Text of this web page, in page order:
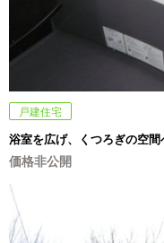
戸建住宅
浴室を広げ、くつろぎの空
価格非公開